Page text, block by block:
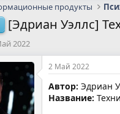
продукты
[Эдриан Уэллс]
2022
2 Май 2022
Автор: Эдриан
Название: